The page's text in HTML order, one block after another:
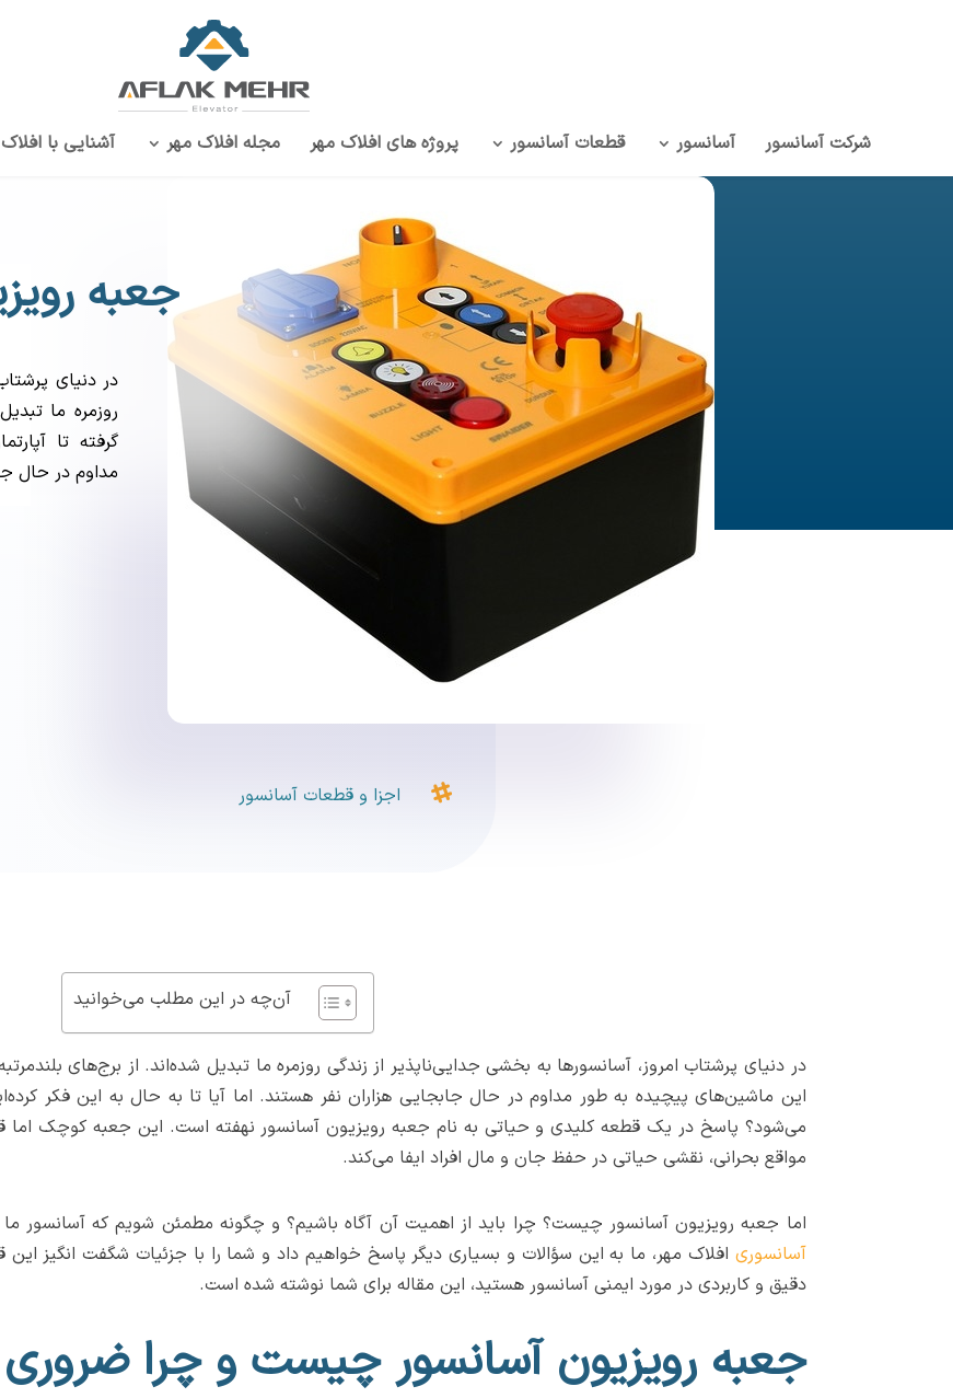
شرکت آسانسور آسانسور قطعات آسانسور پروژه‌ های افلاک مهر مجله افلاک مهر آشنایی با
جعبه
در دنیای
روزمره ما
گرفته تا
مداوم در حال
 اجزا و قطعات آسانسور
آن‌چه در این مطلب می‌خوانید
در دنیای پرشتاب امروز، آسانسورها به بخشی جدایی‌ناپذیر از زندگی روزمره ما تبدیل شده‌اند. از برج‌های
این ماشین‌های پیچیده به طور مداوم در حال جابجایی هزاران نفر هستند. اما آیا تا به حال به این فکر
می‌شود؟ پاسخ در یک قطعه کلیدی و حیاتی به نام جعبه رویزیون آسانسور نهفته است. این جعبه کوچک اما
مواقع بحرانی، نقشی حیاتی در حفظ جان و مال افراد ایفا می‌کند.
اما جعبه رویزیون آسانسور چیست؟ چرا باید از اهمیت آن آگاه باشیم؟ و چگونه مطمئن شویم که آسانسور
آسانسوری افلاک مهر، ما به این سؤالات و بسیاری دیگر پاسخ خواهیم داد و شما را با جزئیات شگفت انگیز این
دقیق و کاربردی در مورد ایمنی آسانسور هستید، این مقاله برای شما نوشته شده است.
جعبه رویزیون آسانسور چیست و چرا